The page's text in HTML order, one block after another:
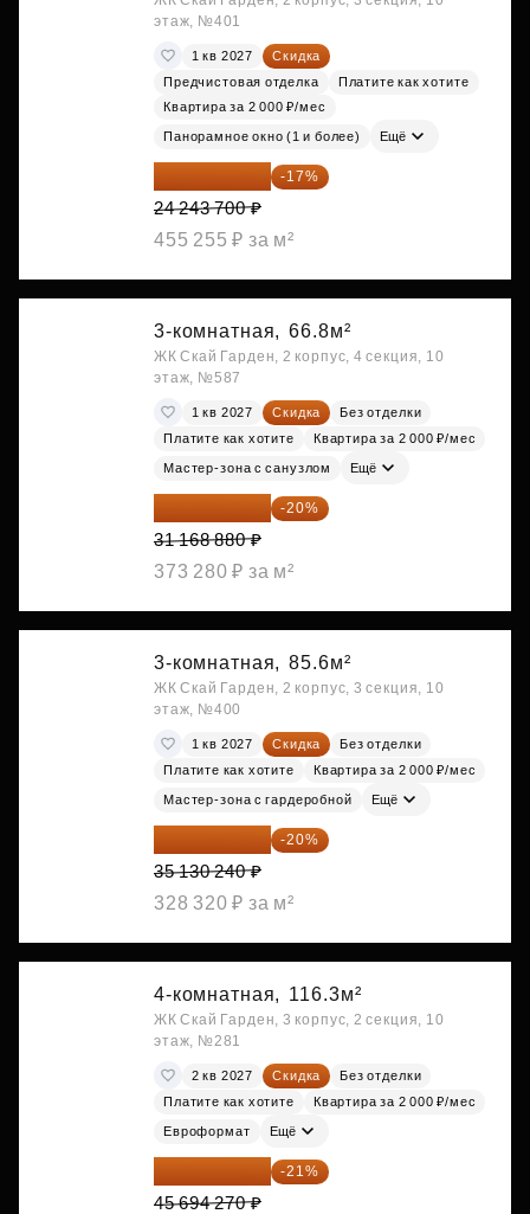
этаж, №401
1 кв 2027
Скидка
Предчистовая отделка
Платите как хотите
Квартира за 2 000 ₽/мес
Панорамное окно (1 и более) Ещё
20 122 271 ₽ -17%
24 243 700 ₽
455 255 ₽ за м²
3-комнатная, 66.8м²
ЖК Скай Гарден, 2 корпус, 4 секция, 10
этаж, №587
1 кв 2027 Скидка
Без отделки
Платите как хотите
Квартира за 2 000 ₽/мес
Мастер-зона с санузлом Ещё
24 935 104 ₽ -20%
31 168 880 ₽
373 280 ₽ за м²
3-комнатная, 85.6м²
ЖК Скай Гарден, 2 корпус, 3 секция, 10
этаж, №400
1 кв 2027 Скидка
Без отделки
Платите как хотите
Квартира за 2 000 ₽/мес
Мастер-зона с гардеробной Ещё
28 104 192 ₽ -20%
35 130 240 ₽
328 320 ₽ за м²
4-комнатная, 116.3м²
ЖК Скай Гарден, 3 корпус, 2 секция, 10
этаж, №281
2 кв 2027 Скидка
Без отделки
Платите как хотите
Квартира за 2 000 ₽/мес
Евроформат Ещё
36 098 473 ₽ -21%
45 694 270 ₽